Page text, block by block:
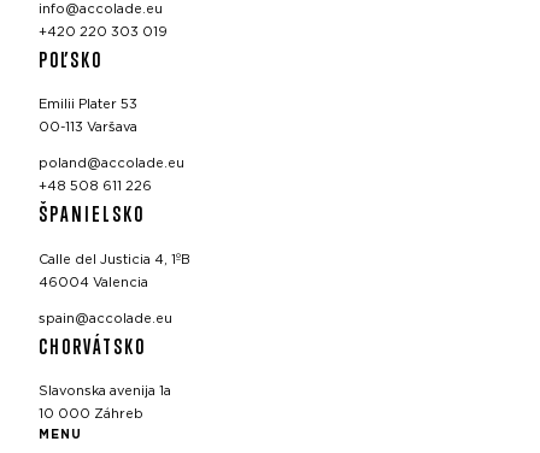
info@accolade.eu
+420 220 303 019
POĽSKO
Emilii Plater 53
00-113 Varšava
poland@accolade.eu
+48 508 611 226
ŠPANIELSKO
Calle del Justicia 4, 1ºB
46004 Valencia
spain@accolade.eu
CHORVÁTSKO
Slavonska avenija 1a
10 000 Záhreb
MENU